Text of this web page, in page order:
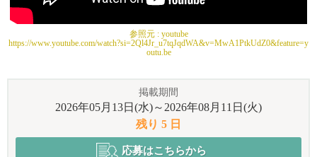
参照元 : youtube
https://www.youtube.com/watch?si=2Ql4Jr_u7tqJqdWA&v=MwA1PtkUdZ0&feature=y
outu.be
掲載期間
2026年05月13日(水)～2026年08月11日(火)
残り 5 日
応募はこちらから